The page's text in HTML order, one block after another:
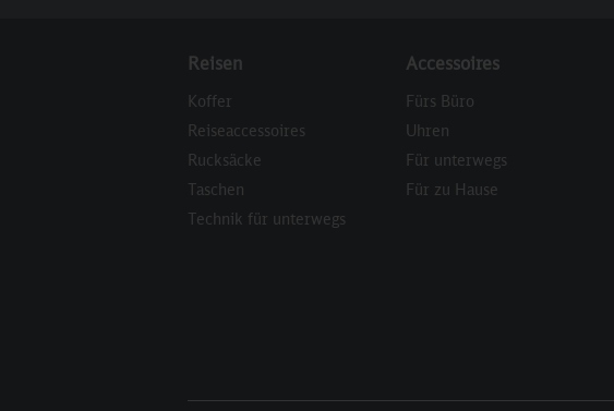
Reisen
Koffer
Reiseaccessoires
Rucksäcke
Taschen
Technik für unterwegs
Accessoires
Fürs Büro
Uhren
Für unterwegs
Für zu Hause